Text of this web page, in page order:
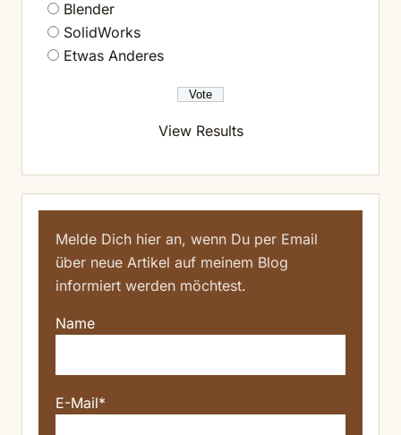
Blender
SolidWorks
Etwas Anderes
View Results
Melde Dich hier an, wenn Du per Email
über neue Artikel auf meinem Blog
informiert werden möchtest.
Name
E-Mail*